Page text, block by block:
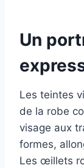
Un
Les teintes
de la robe
visage aux
formes,
Les œillets